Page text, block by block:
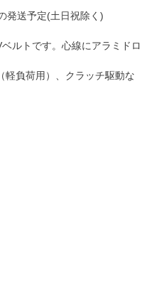
発送予定(土日祝除く)
ルトです。心線にアラミドロ
軽負荷用）、クラッチ駆動な